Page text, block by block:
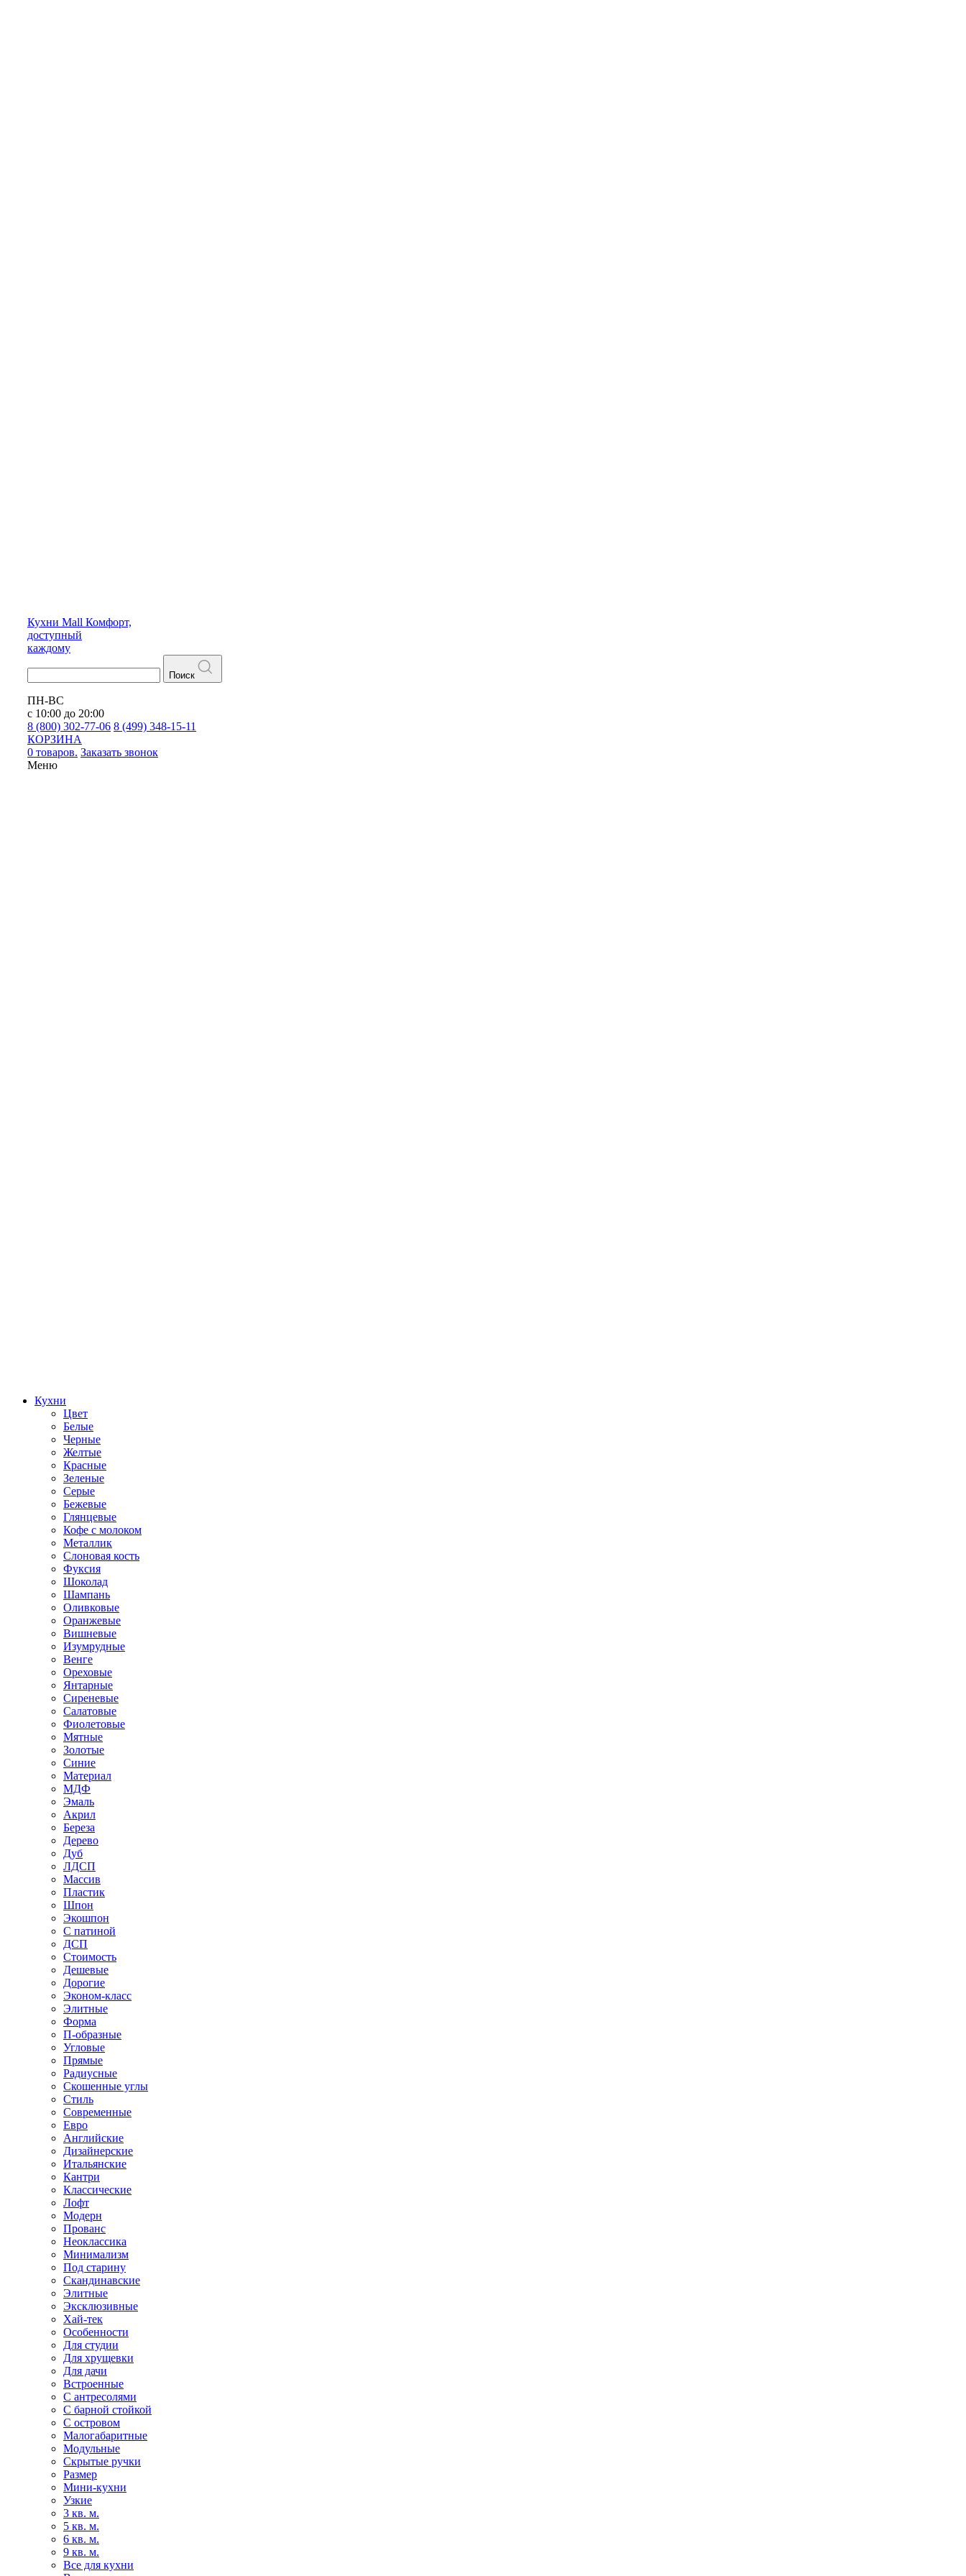
Кухни Mall Комфорт,
доступный
каждому
Поиск
ПН-ВС
с 10:00 до 20:00
8 (800) 302-77-06 8 (499) 348-15-11
КОРЗИНА
0 товаров. Заказать звонок
Меню
Кухни
Цвет
Белые
Черные
Желтые
Красные
Зеленые
Серые
Бежевые
Глянцевые
Кофе с молоком
Металлик
Слоновая кость
Фуксия
Шоколад
Шампань
Оливковые
Оранжевые
Вишневые
Изумрудные
Венге
Ореховые
Янтарные
Сиреневые
Салатовые
Фиолетовые
Мятные
Золотые
Синие
Материал
МДФ
Эмаль
Акрил
Береза
Дерево
Дуб
ЛДСП
Массив
Пластик
Шпон
Экошпон
С патиной
ДСП
Стоимость
Дешевые
Дорогие
Эконом-класс
Элитные
Форма
П-образные
Угловые
Прямые
Радиусные
Скошенные углы
Стиль
Современные
Евро
Английские
Дизайнерские
Итальянские
Кантри
Классические
Лофт
Модерн
Прованс
Неоклассика
Минимализм
Под старину
Скандинавские
Элитные
Эксклюзивные
Хай-тек
Особенности
Для студии
Для хрущевки
Для дачи
Встроенные
С антресолями
С барной стойкой
С островом
Малогабаритные
Модульные
Скрытые ручки
Размер
Мини-кухни
Узкие
3 кв. м.
5 кв. м.
6 кв. м.
9 кв. м.
Все для кухни